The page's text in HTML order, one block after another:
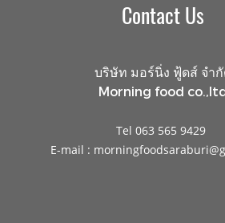
Contact Us
บริษัท มอร์นิ่ง ฟู้ดส์ จำ
Morning food
Tel 063 565 9429
E-mail :